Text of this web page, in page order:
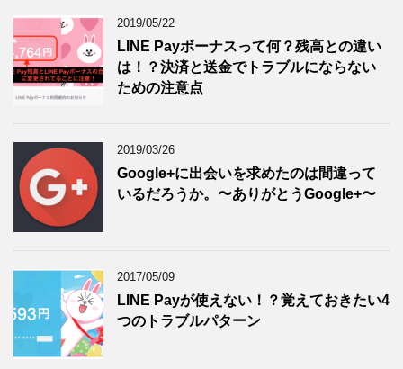
2019/05/22
LINE Payボーナスって何？残高との違い
は！？決済と送金でトラブルにならない
ための注意点
2019/03/26
Google+に出会いを求めたのは間違って
いるだろうか。〜ありがとうGoogle+〜
2017/05/09
LINE Payが使えない！？覚えておきたい4
つのトラブルパターン